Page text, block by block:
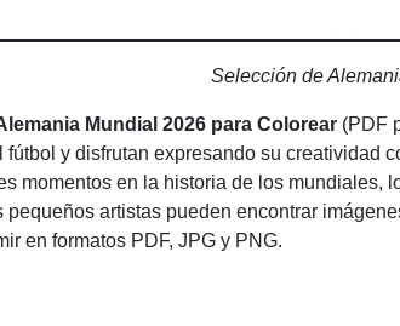
Selección de
Mundial 2026 para Colorear (PDF
fútbol y disfrutan expresando su creatividad
momentos en la historia de los mundiales,
pequeños artistas pueden encontrar
en formatos PDF, JPG y PNG.